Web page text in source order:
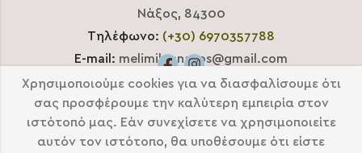
Νάξος, 84300
Τηλέφωνο: (+30) 6970357788
E-mail: melimilonnaxos@gmail.com
Χρησιμοποιούμε cookies για να διασφαλίσουμε ότι
σας προσφέρουμε την καλύτερη εμπειρία στον
ιστότοπό μας. Εάν συνεχίσετε να χρησιμοποιείτε
αυτόν τον ιστότοπο, θα υποθέσουμε ότι είστε